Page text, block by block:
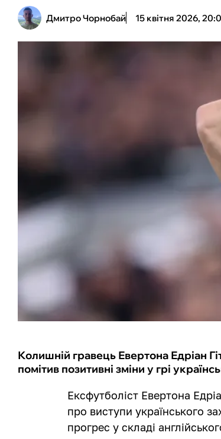
Дмитро Чорнобай 15 квітня 2026,
Колишній гравець Евертона Едріан
помітив позитивні зміни у грі
Ексфутболіст Евертона
про виступи українського
прогрес у складі